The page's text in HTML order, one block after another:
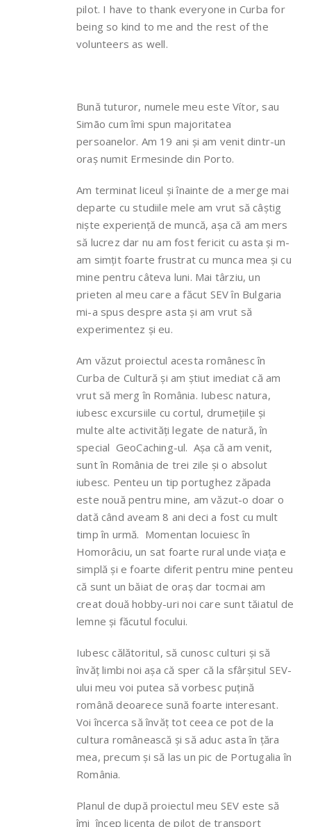
pilot. I have to thank everyone in Curba for
being so kind to me and the rest of the
volunteers as well.
Bună tuturor, numele meu este Vítor, sau
Simão cum îmi spun majoritatea
persoanelor. Am 19 ani și am venit dintr-un
oraș numit Ermesinde din Porto.
Am terminat liceul și înainte de a merge mai
departe cu studiile mele am vrut să câștig
niște experiență de muncă, așa că am mers
să lucrez dar nu am fost fericit cu asta și m-
am simțit foarte frustrat cu munca mea și cu
mine pentru câteva luni. Mai târziu, un
prieten al meu care a făcut SEV în Bulgaria
mi-a spus despre asta și am vrut să
experimentez și eu.
Am văzut proiectul acesta românesc în
Curba de Cultură și am știut imediat că am
vrut să merg în România. Iubesc natura,
iubesc excursiile cu cortul, drumețiile și
multe alte activități legate de natură, în
special GeoCaching-ul. Așa că am venit,
sunt în România de trei zile și o absolut
iubesc. Penteu un tip portughez zăpada
este nouă pentru mine, am văzut-o doar o
dată când aveam 8 ani deci a fost cu mult
timp în urmă. Momentan locuiesc în
Homorâciu, un sat foarte rural unde viața e
simplă și e foarte diferit pentru mine penteu
că sunt un băiat de oraș dar tocmai am
creat două hobby-uri noi care sunt tăiatul de
lemne și făcutul focului.
Iubesc călătoritul, să cunosc culturi și să
învăț limbi noi așa că sper că la sfârșitul SEV-
ului meu voi putea să vorbesc puțină
română deoarece sună foarte interesant.
Voi încerca să învăț tot ceea ce pot de la
cultura românească și să aduc asta în țăra
mea, precum și să las un pic de Portugalia în
România.
Planul de după proiectul meu SEV este să
îmi încep licența de pilot de transport